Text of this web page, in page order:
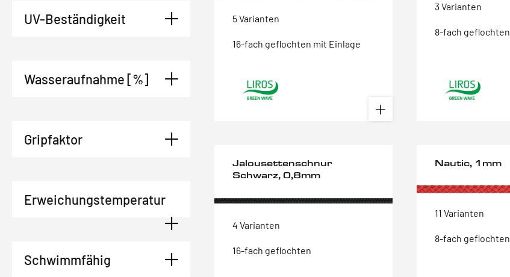
UV-Beständigkeit
Wasseraufnahme [%]
Gripfaktor
Erweichungstemperatur
Schwimmfähig
5 Varianten
16-fach geflochten mit Einlage
3 Varianten
8-fach geflochten
Jalousettenschnur
Schwarz, 0,8mm
4 Varianten
16-fach geflochten
Nautic, 1mm
11 Varianten
8-fach geflochten